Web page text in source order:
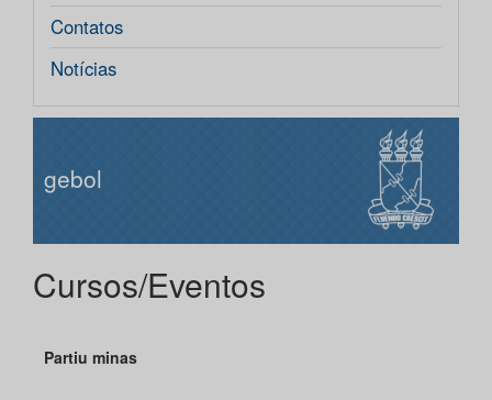
Contatos
Notícias
gebol
Cursos/Eventos
Partiu minas